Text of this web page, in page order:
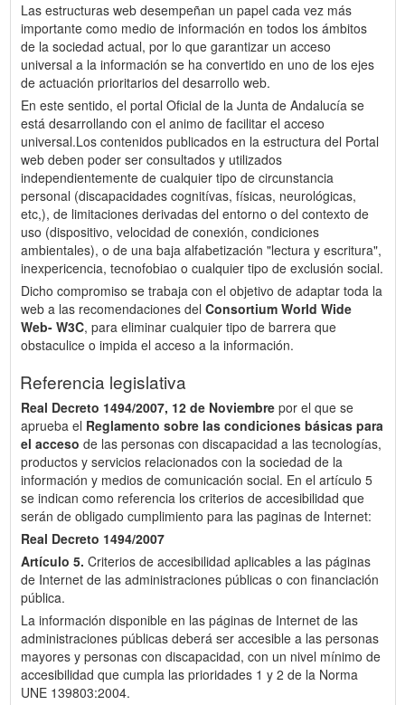
Las estructuras web desempeñan un papel cada vez más
importante como medio de información en todos los ámbitos
de la sociedad actual, por lo que garantizar un acceso
universal a la información se ha convertido en uno de los ejes
de actuación prioritarios del desarrollo web.
En este sentido, el portal Oficial de la Junta de Andalucía se
está desarrollando con el animo de facilitar el acceso
universal.Los contenidos publicados en la estructura del Portal
web deben poder ser consultados y utilizados
independientemente de cualquier tipo de circunstancia
personal (discapacidades cognitívas, físicas, neurológicas,
etc,), de limitaciones derivadas del entorno o del contexto de
uso (dispositivo, velocidad de conexión, condiciones
ambientales), o de una baja alfabetización "lectura y escritura",
inexpericencia, tecnofobiao o cualquier tipo de exclusión social.
Dicho compromiso se trabaja con el objetivo de adaptar toda la
web a las recomendaciones del Consortium World Wide
Web- W3C, para eliminar cualquier tipo de barrera que
obstaculice o impida el acceso a la información.
Referencia legislativa
Real Decreto 1494/2007, 12 de Noviembre por el que se
aprueba el Reglamento sobre las condiciones básicas para
el acceso de las personas con discapacidad a las tecnologías,
productos y servicios relacionados con la sociedad de la
información y medios de comunicación social. En el artículo 5
se indican como referencia los criterios de accesibilidad que
serán de obligado cumplimiento para las paginas de Internet:
Real Decreto 1494/2007
Artículo 5. Criterios de accesibilidad aplicables a las páginas
de Internet de las administraciones públicas o con financiación
pública.
La información disponible en las páginas de Internet de las
administraciones públicas deberá ser accesible a las personas
mayores y personas con discapacidad, con un nivel mínimo de
accesibilidad que cumpla las prioridades 1 y 2 de la Norma
UNE 139803:2004.